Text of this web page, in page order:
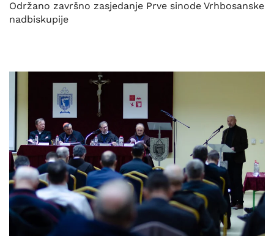
Održano završno zasjedanje Prve sinode Vrhbosanske
nadbiskupije